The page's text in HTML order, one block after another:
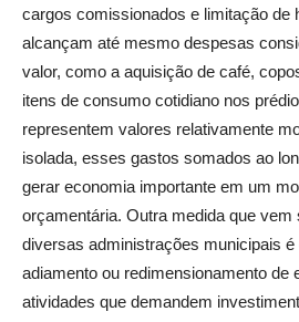
cargos comissionados e limitação de
alcançam até mesmo despesas
valor, como a aquisição de café,
itens de consumo cotidiano nos
representem valores relativamente
isolada, esses gastos somados ao
gerar economia importante em um
orçamentária. Outra medida que vem
diversas administrações municipais é
adiamento ou redimensionamento de
atividades que demandem